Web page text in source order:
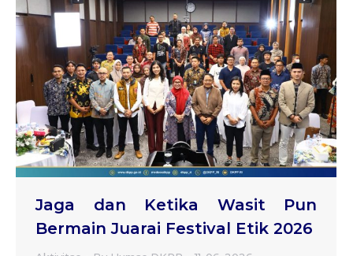
Jaga dan Ketika Wasit Pun
Bermain Juarai Festival Etik 2026